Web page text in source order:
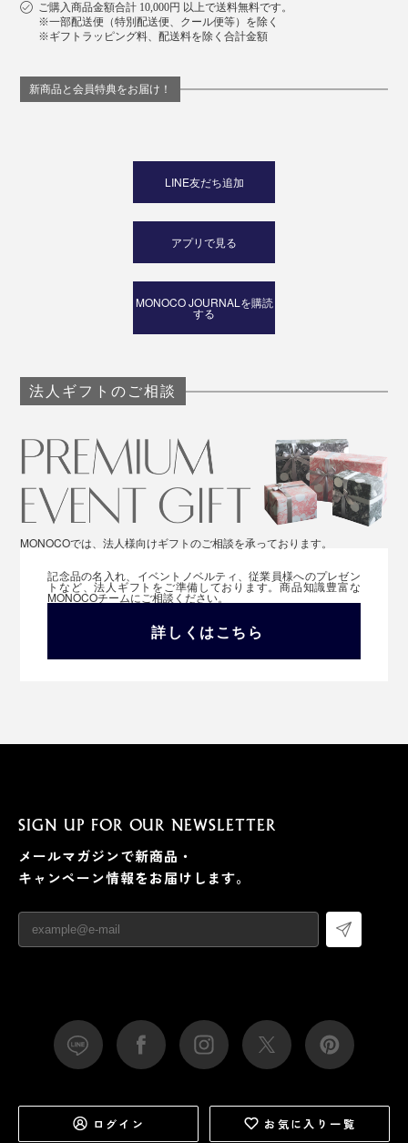
ご購入商品金額合計 10,000円 以上で送料無料です。
※一部配送便（特別配送便、クール便等）を除く
※ギフトラッピング料、配送料を除く合計金額
新商品と会員特典をお届け！
LINE友だち追加
アプリで見る
MONOCO JOURNALを購読
する
法人ギフトのご相談
MONOCOでは、法人様向けギフトのご相談を承っております。
記念品の名入れ、イベントノベルティ、従業員様へのプレゼン
トなど、法人ギフトをご準備しております。商品知識豊富な
MONOCOチームにご相談ください。
詳しくはこちら
SIGN UP FOR OUR NEWSLETTER
メールマガジンで新商品・
キャンペーン情報をお届けします。
ログイン お気に入り一覧